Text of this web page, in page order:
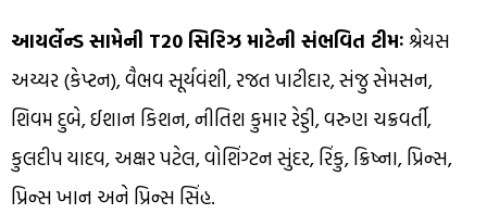
આયર્લેન્ડ સામેની T20 સિરિઝ માટેની સંભવિત ટીમઃશ્રેયસ
અય્યર (કેપ્ટન), વૈભવ સૂર્યવંશી, રજત પાટીદાર, સંજુ સેમસન,
શિવમ દુબે, ઈશાન કિશન, નીતિશ કુમાર રેડ્ડી, વરુણ ચક્રવર્તી,
કુલદીપ યાદવ, અક્ષર પટેલ, વોશિંગ્ટન સુંદર, રિંકુ, ક્રિષ્ના, પ્રિન્સ,
પ્રિન્સ ખાન અને પ્રિન્સ સિંહ.